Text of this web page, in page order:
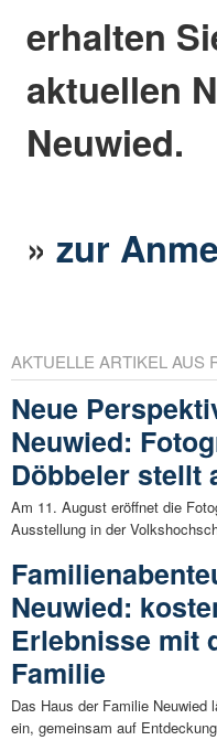
erhalten
aktuellen
Neuwied.
»zur
AKTUELLE ARTIKEL AUS
Neue
Neuwied:
Döbbeler stellt
Am 11. August eröffnet die
Ausstellung in der
Neuwied:
Erlebnisse mit
Familie
Das Haus der Familie Neuwied
ein, gemeinsam auf